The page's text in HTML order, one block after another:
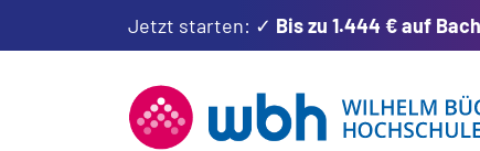
Jetzt starten: ✓ Bis zu 1.444 € auf